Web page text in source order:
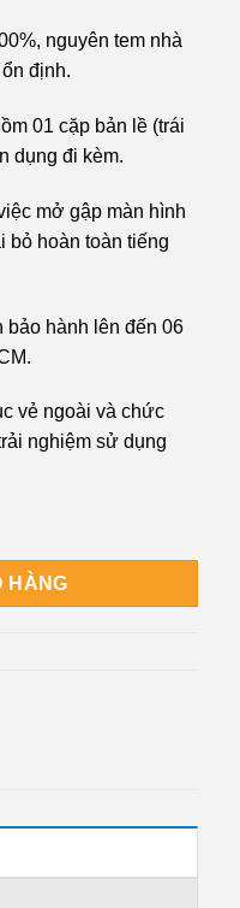
nguyên tem nhà
định.
01 cặp bản lề (trái
dụng đi kèm.
mở gập màn hình
bỏ hoàn toàn tiếng
bảo hành lên đến 06
vẻ ngoài và chức
nghiệm sử dụng
Nhanh Chóng TPHCM
HÀNG